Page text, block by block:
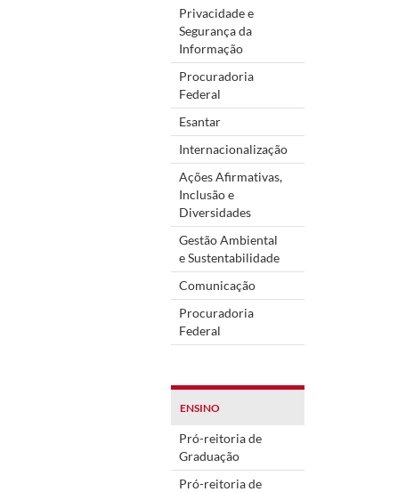
Privacidade e
Segurança da
Informação
Procuradoria
Federal
Esantar
Internacionalização
Ações Afirmativas,
Inclusão e
Diversidades
Gestão Ambiental
e Sustentabilidade
Comunicação
Procuradoria
Federal
ENSINO
Pró-reitoria de
Graduação
Pró-reitoria de